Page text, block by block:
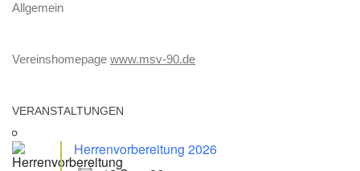
Allgemein
Vereinshomepage www.msv-90.de
VERANSTALTUNGEN
Herrenvorbereitung 2026